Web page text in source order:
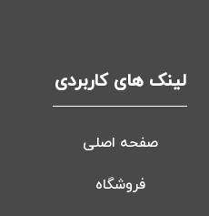
لینک های کاربردی
صفحه اصلی
فروشگاه